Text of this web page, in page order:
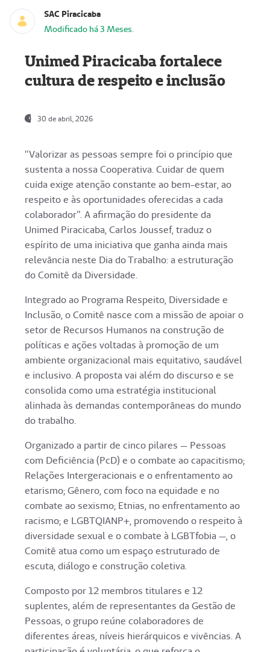
SAC Piracicaba
Modificado há 3 Meses.
Unimed Piracicaba fortalece
cultura de respeito e inclusão
30 de abril, 2026
“Valorizar as pessoas sempre foi o princípio que
sustenta a nossa Cooperativa. Cuidar de quem
cuida exige atenção constante ao bem-estar, ao
respeito e às oportunidades oferecidas a cada
colaborador”. A afirmação do presidente da
Unimed Piracicaba, Carlos Joussef, traduz o
espírito de uma iniciativa que ganha ainda mais
relevância neste Dia do Trabalho: a estruturação
do Comitê da Diversidade.
Integrado ao Programa Respeito, Diversidade e
Inclusão, o Comitê nasce com a missão de apoiar o
setor de Recursos Humanos na construção de
políticas e ações voltadas à promoção de um
ambiente organizacional mais equitativo, saudável
e inclusivo. A proposta vai além do discurso e se
consolida como uma estratégia institucional
alinhada às demandas contemporâneas do mundo
do trabalho.
Organizado a partir de cinco pilares — Pessoas
com Deficiência (PcD) e o combate ao capacitismo;
Relações Intergeracionais e o enfrentamento ao
etarismo; Gênero, com foco na equidade e no
combate ao sexismo; Etnias, no enfrentamento ao
racismo; e LGBTQIANP+, promovendo o respeito à
diversidade sexual e o combate à LGBTfobia —, o
Comitê atua como um espaço estruturado de
escuta, diálogo e construção coletiva.
Composto por 12 membros titulares e 12
suplentes, além de representantes da Gestão de
Pessoas, o grupo reúne colaboradores de
diferentes áreas, níveis hierárquicos e vivências. A